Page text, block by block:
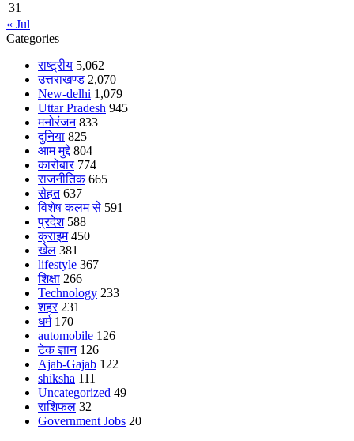
31
« Jul
Categories
राष्ट्रीय 5,062
उत्तराखण्ड 2,070
New-delhi 1,079
Uttar Pradesh 945
मनोरंजन 833
दुनिया 825
आम मुद्दे 804
कारोबार 774
राजनीतिक 665
सेहत 637
विशेष कलम से 591
प्रदेश 588
क्राइम 450
खेल 381
lifestyle 367
शिक्षा 266
Technology 233
शहर 231
धर्म 170
automobile 126
टेक ज्ञान 126
Ajab-Gajab 122
shiksha 111
Uncategorized 49
राशिफल 32
Government Jobs 20